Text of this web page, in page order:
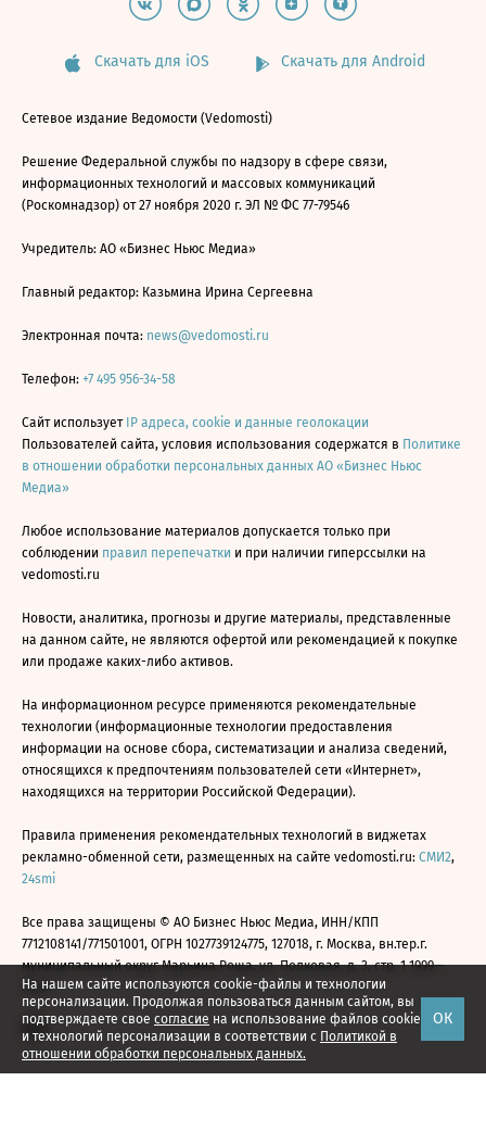
На нашем сайте используются cookie-файлы и технологии
персонализации. Продолжая пользоваться данным сайтом, вы
подтверждаете свое согласие на использование файлов cookie
и технологий персонализации в соответствии с Политикой в
отношении обработки персональных данных.
ОК
Скачать для iOS Скачать для Android
Сетевое издание Ведомости (Vedomosti)
Решение Федеральной службы по надзору в сфере связи,
информационных технологий и массовых коммуникаций
(Роскомнадзор) от 27 ноября 2020 г. ЭЛ № ФС 77-79546
Учредитель: АО «Бизнес Ньюс Медиа»
Главный редактор: Казьмина Ирина Сергеевна
Электронная почта: news@vedomosti.ru
Телефон: +7 495 956-34-58
Сайт использует IP адреса, cookie и данные геолокации
Пользователей сайта, условия использования содержатся в Политике
в отношении обработки персональных данных АО «Бизнес Ньюс
Медиа»
Любое использование материалов допускается только при
соблюдении правил перепечатки и при наличии гиперссылки на
vedomosti.ru
Новости, аналитика, прогнозы и другие материалы, представленные
на данном сайте, не являются офертой или рекомендацией к покупке
или продаже каких-либо активов.
На информационном ресурсе применяются рекомендательные
технологии (информационные технологии предоставления
информации на основе сбора, систематизации и анализа сведений,
относящихся к предпочтениям пользователей сети «Интернет»,
находящихся на территории Российской Федерации).
Правила применения рекомендательных технологий в виджетах
рекламно-обменной сети, размещенных на сайте vedomosti.ru: СМИ2,
24smi
Все права защищены © АО Бизнес Ньюс Медиа, ИНН/КПП
7712108141/771501001, ОГРН 1027739124775, 127018, г. Москва, вн.тер.г.
муниципальный округ Марьина Роща, ул. Полковая, д. 3, стр. 1 1999—
2026